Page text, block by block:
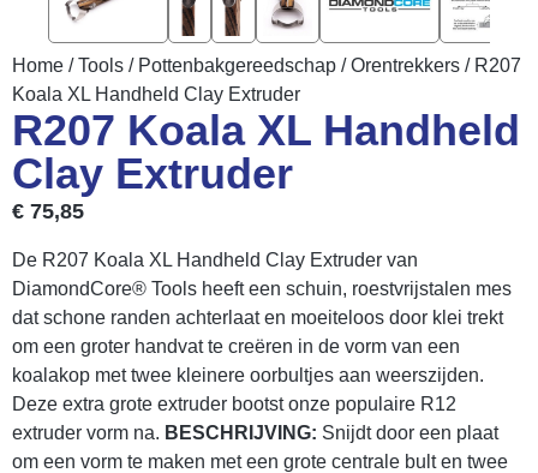
Home /Tools / Pottenbakgereedschap /Orentrekkers / R207
Koala XL Handheld Clay Extruder
R207 Koala XL Handheld
Clay Extruder
€ 75,85
De R207 Koala XL Handheld Clay Extruder van
DiamondCore® Tools heeft een schuin, roestvrijstalen mes
dat schone randen achterlaat en moeiteloos door klei trekt
om een groter handvat te creëren in de vorm van een
koalakop met twee kleinere oorbultjes aan weerszijden.
Deze extra grote extruder bootst onze populaire R12
extruder vorm na. BESCHRIJVING: Snijdt door een plaat
om een vorm te maken met een grote centrale bult en twee